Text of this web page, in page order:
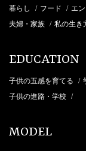
暮らし / フード / エ
夫婦・家族 / 私の生き
EDUCATION
子供の五感を育てる /
子供の進路・学校 /
MODEL